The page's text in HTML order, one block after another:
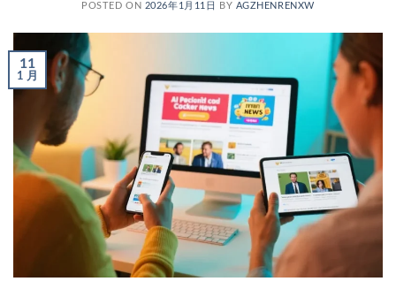
POSTED ON 2026年1月11日 BY AGZHENRENXW
11
1 月